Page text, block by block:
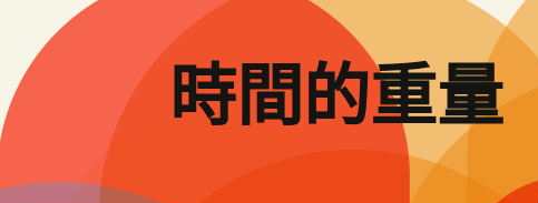
要
內
容
時間的重量